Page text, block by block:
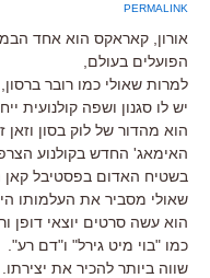
PERMALINK
אורון, קאראקס הוא אחד
הפועלים בעולם,
למרות שאולי כמו רובר
יש לו סגנון ושפה קולנועית
הוא מהדור של לוק בסון וזאן
האימאג' החדש בקולנוע
בשטיח האדום בפסטיבל קאן
שאולי מסביר את העלמותו
הוא עשה סרטים יוצאי דופן
כמו "בוי מיט גירל" ו"דם רע".
שווה ביותר להכיר את יצירתו.